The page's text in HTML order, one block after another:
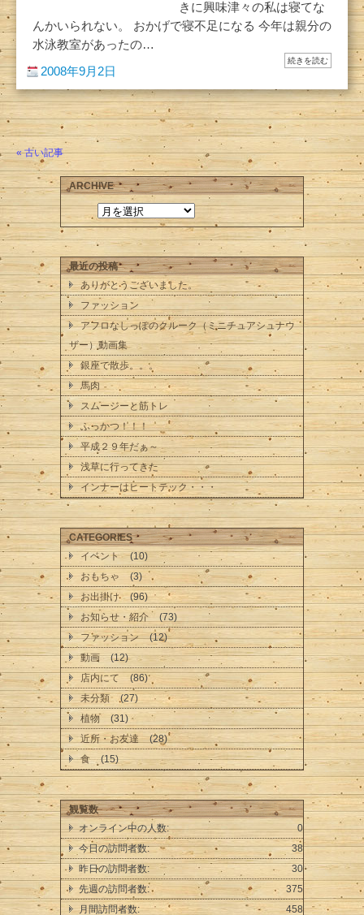
きに興味津々の私は寝てな
んかいられない。 おかげで寝不足になる 今年は親分の
水泳教室があったの…
続きを読む
2008年9月2日
« 古い記事
ARCHIVE
最近の投稿
ありがとうございました。
ファッション
アフロなしっぽのクルーク（ミニチュアシュナウ
ザー）動画集
銀座で散歩。。。
馬肉
スムージーと筋トレ
ふっかつ！！！
平成２９年だぁ～
浅草に行ってきた
インナーはヒートテック・・・
CATEGORIES
イベント
(10)
おもちゃ
(3)
お出掛け
(96)
お知らせ・紹介
(73)
ファッション
(12)
動画
(12)
店内にて
(86)
未分類
(27)
植物
(31)
近所・お友達
(28)
食
(15)
観覧数
0
オンライン中の人数:
38
今日の訪問者数:
30
昨日の訪問者数:
375
先週の訪問者数:
458
月間訪問者数: